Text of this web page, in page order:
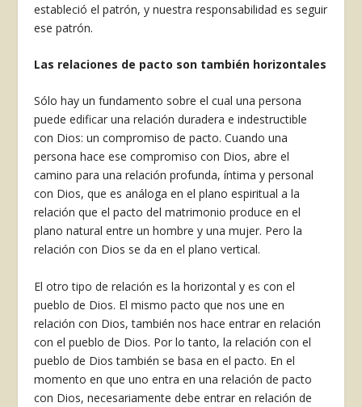
estableció el patrón, y nuestra responsabilidad es seguir
ese patrón.
Las relaciones de pacto son también horizontales
Sólo hay un fundamento sobre el cual una persona
puede edificar una relación duradera e indestructible
con Dios: un compromiso de pacto. Cuando una
persona hace ese compromiso con Dios, abre el
camino para una relación profunda, íntima y personal
con Dios, que es análoga en el plano espiritual a la
relación que el pacto del matrimonio produce en el
plano natural entre un hombre y una mujer. Pero la
relación con Dios se da en el plano vertical.
El otro tipo de relación es la horizontal y es con el
pueblo de Dios. El mismo pacto que nos une en
relación con Dios, también nos hace entrar en relación
con el pueblo de Dios. Por lo tanto, la relación con el
pueblo de Dios también se basa en el pacto. En el
momento en que uno entra en una relación de pacto
con Dios, necesariamente debe entrar en relación de